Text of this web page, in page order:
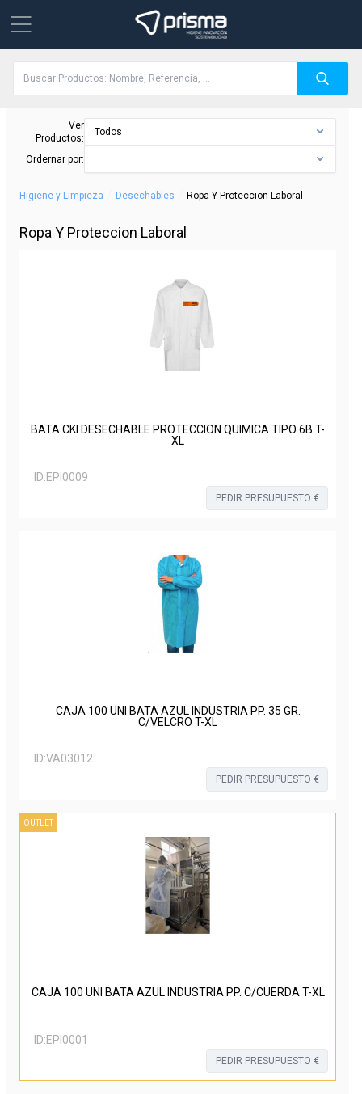
Ver
Productos:
Todos
Ordernar por:
Higiene y Limpieza Desechables Ropa Y Proteccion Laboral
Ropa Y Proteccion Laboral
BATA CKI DESECHABLE PROTECCION QUIMICA TIPO 6B T-
XL
ID:EPI0009
PEDIR PRESUPUESTO €
CAJA 100 UNI BATA AZUL INDUSTRIA PP. 35 GR.
C/VELCRO T-XL
ID:VA03012
PEDIR PRESUPUESTO €
OUTLET
CAJA 100 UNI BATA AZUL INDUSTRIA PP. C/CUERDA T-XL
ID:EPI0001
PEDIR PRESUPUESTO €